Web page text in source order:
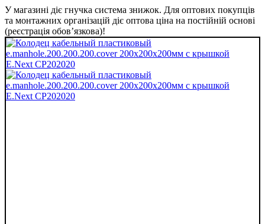
У магазині діє гнучка система знижок. Для оптових покупців
та монтажних організацій діє оптова ціна на постійній основі
(реєстрація обов’язкова)!